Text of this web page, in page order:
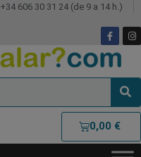
+34 606 30 31 24 (de 9 a 14 h.)
0,00 €